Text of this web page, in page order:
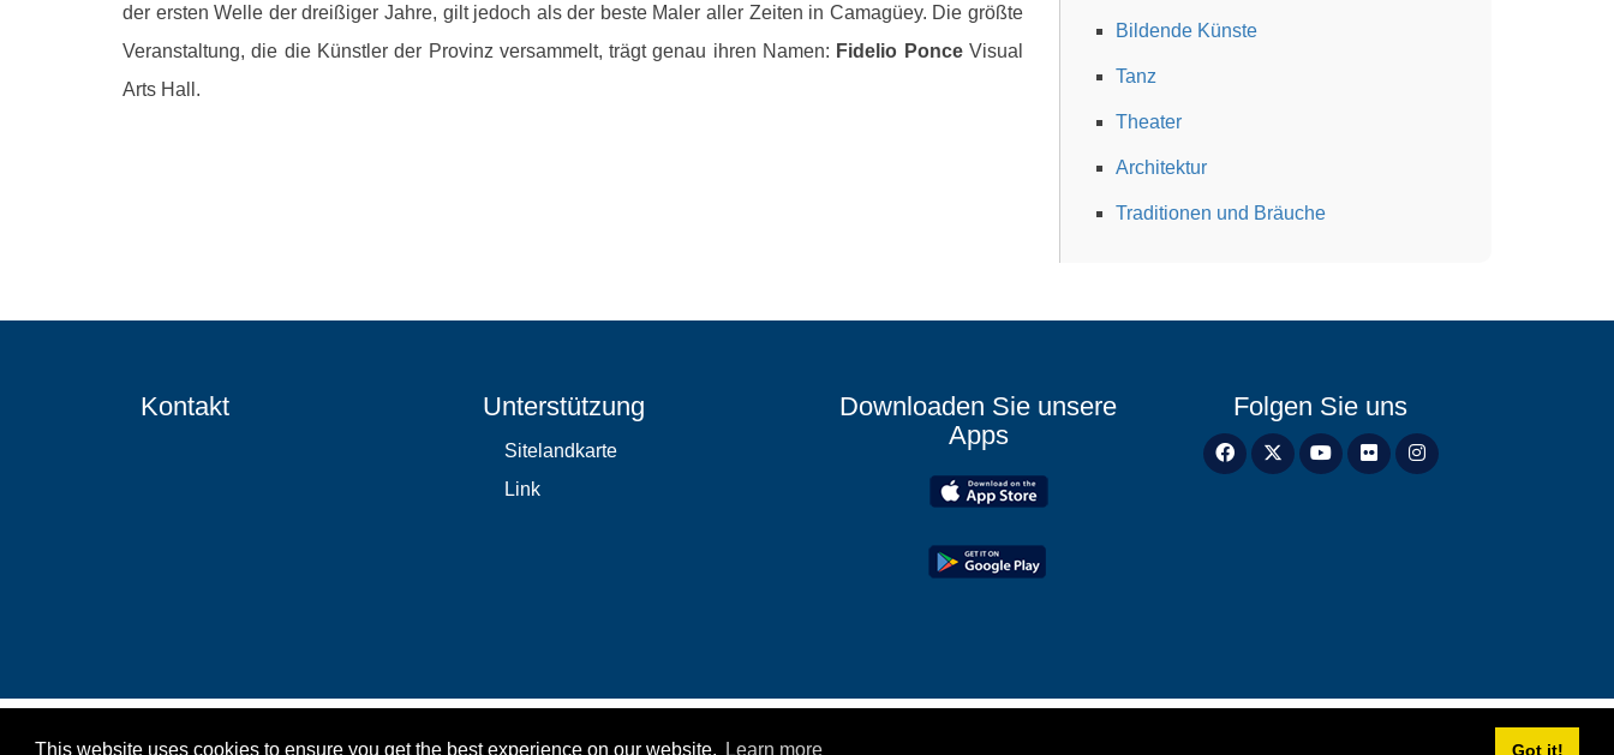
This website uses cookies to ensure you get the best experience on our website. Learn more Got it!
Bildende Künste
Tanz
Theater
Architektur
Traditionen und Bräuche
der ersten Welle der dreißiger Jahre, gilt jedoch als der beste Maler aller Zeiten in Camagüey. Die größte
Veranstaltung, die die Künstler der Provinz versammelt, trägt genau ihren Namen: Fidelio PonceVisual
Arts Hall.
Kontakt Unterstützung
Sitelandkarte
Link
Downloaden Sie unsere
Apps
Folgen Sie uns